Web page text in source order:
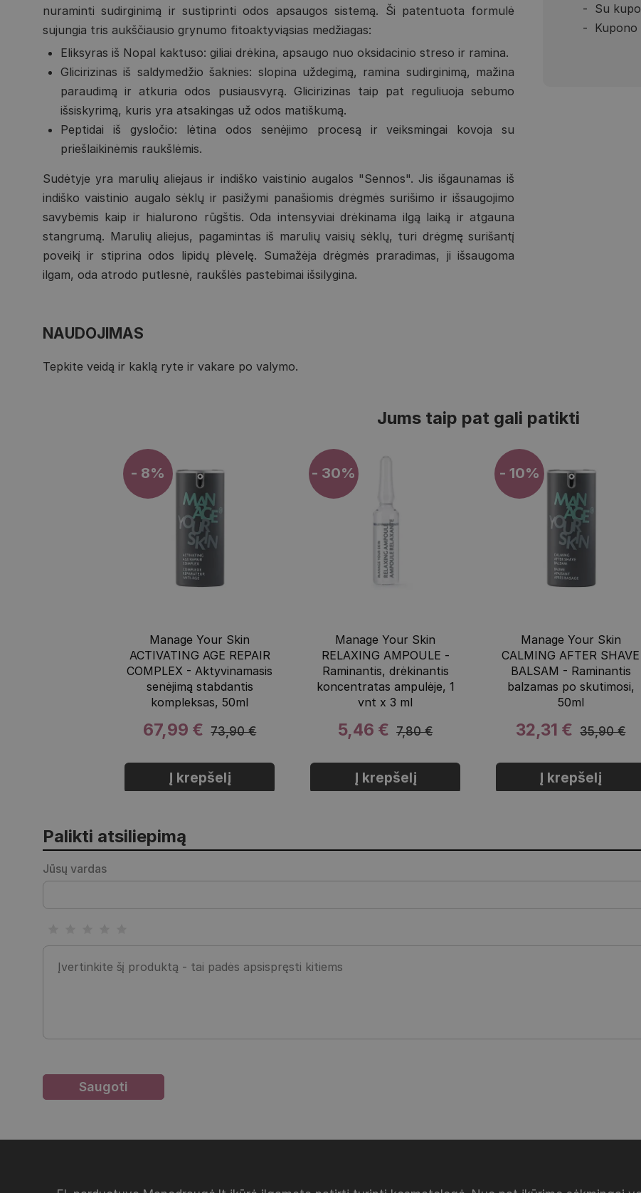
Su
Kupono
nuraminti sudirginimą ir sustiprinti odos apsaugos sistemą. Ši patentuota formulė
sujungia tris aukščiausio grynumo fitoaktyviąsias medžiagas:
Eliksyras iš Nopal kaktuso: giliai drėkina, apsaugo nuo oksidacinio streso ir ramina.
Glicirizinas iš saldymedžio šaknies: slopina uždegimą, ramina sudirginimą, mažina
paraudimą ir atkuria odos pusiausvyrą. Glicirizinas taip pat reguliuoja sebumo
išsiskyrimą, kuris yra atsakingas už odos matiškumą.
Peptidai iš gysločio: lėtina odos senėjimo procesą ir veiksmingai kovoja su
priešlaikinėmis raukšlėmis.
Sudėtyje yra marulių aliejaus ir indiško vaistinio augalos "Sennos". Jis išgaunamas iš
indiško vaistinio augalo sėklų ir pasižymi panašiomis drėgmės surišimo ir išsaugojimo
savybėmis kaip ir hialurono rūgštis. Oda intensyviai drėkinama ilgą laiką ir atgauna
stangrumą. Marulių aliejus, pagamintas iš marulių vaisių sėklų, turi drėgmę surišantį
poveikį ir stiprina odos lipidų plėvelę. Sumažėja drėgmės praradimas, ji išsaugoma
ilgam, oda atrodo putlesnė, raukšlės pastebimai išsilygina.
NAUDOJIMAS
Tepkite veidą ir kaklą ryte ir vakare po valymo.
Jums taip pat gali patikti
Manage Your Skin
ACTIVATING AGE REPAIR
COMPLEX - Aktyvinamasis
senėjimą stabdantis
kompleksas, 50ml
67,99 € 73,90 €
Į krepšelį
- 8%
Manage Your Skin
RELAXING AMPOULE -
Raminantis, drėkinantis
koncentratas ampulėje, 1
vnt x 3 ml
5,46 € 7,80 €
Į krepšelį
- 30%
Manage Your Skin
CALMING AFTER SHAVE
BALSAM - Raminantis
balzamas po skutimosi,
50ml
32,31 € 35,90 €
Į krepšelį
- 10%
Palikti atsiliepimą
Jūsų vardas